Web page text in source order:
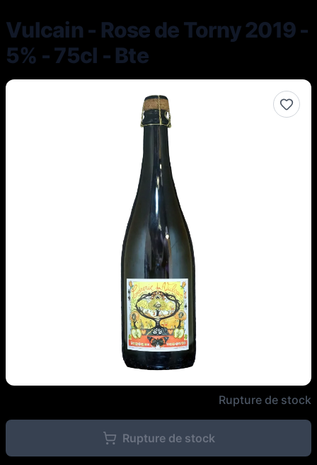
Vulcain - Rose de Torny 2019 -
5% - 75cl - Bte
Vulcain - Rose de Torny 2019
Rupture de stock
Rupture de stock